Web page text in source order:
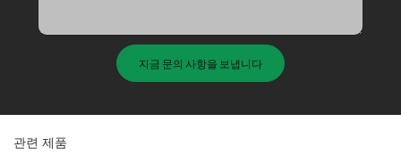
지금 문의 사항을 보냅니다
관련 제품